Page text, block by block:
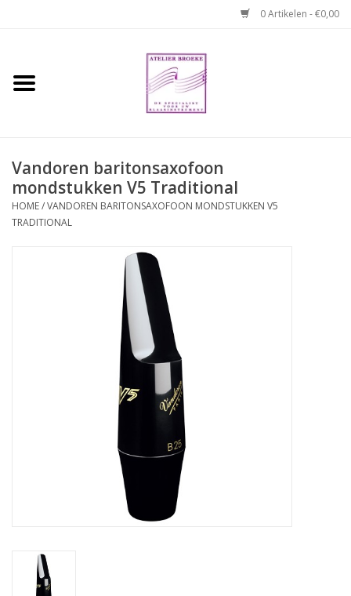
0 Artikelen - €0,00
Home
Reparaties en
abonnementen
Vandoren baritonsaxofoon
mondstukken V5 Traditional
HOME/VANDOREN BARITONSAXOFOON MONDSTUKKEN V5
TRADITIONAL